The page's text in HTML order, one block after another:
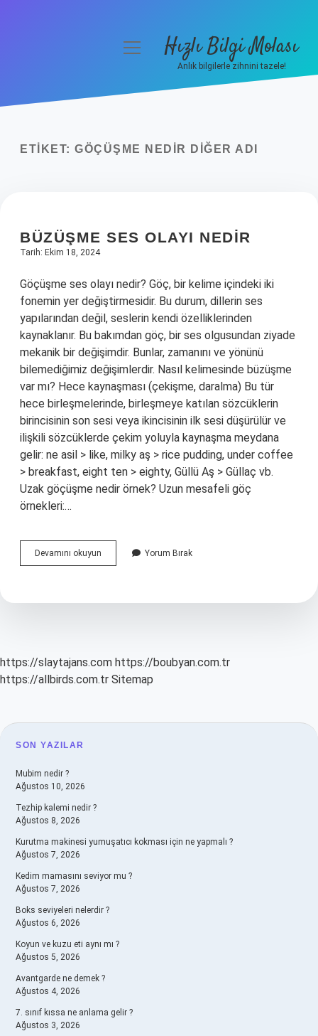
Yasal Uyarı
menüyüHızlı Bilgi Molası
Anlık bilgilerle zihnini tazele!
ETIKET: GÖÇÜŞME NEDIR DIĞER ADI
BÜZÜŞME SES OLAYI NEDIR
Tarih: Ekim 18, 2024
Göçüşme ses olayı nedir? Göç, bir kelime içindeki iki
fonemin yer değiştirmesidir. Bu durum, dillerin ses
yapılarından değil, seslerin kendi özelliklerinden
kaynaklanır. Bu bakımdan göç, bir ses olgusundan ziyade
mekanik bir değişimdir. Bunlar, zamanını ve yönünü
bilemediğimiz değişimlerdir. Nasıl kelimesinde büzüşme
var mı? Hece kaynaşması (çekişme, daralma) Bu tür
hece birleşmelerinde, birleşmeye katılan sözcüklerin
birincisinin son sesi veya ikincisinin ilk sesi düşürülür ve
ilişkili sözcüklerde çekim yoluyla kaynaşma meydana
gelir: ne asil > like, milky aş > rice pudding, under coffee
> breakfast, eight ten > eighty, Güllü Aş > Güllaç vb.
Uzak göçüşme nedir örnek? Uzun mesafeli göç
örnekleri:…
Devamını okuyun Büzüşme
Ses
Yorum Bırak
https://slaytajans.com https://boubyan.com.tr
https://allbirds.com.tr Sitemap
SIDEBAR
SON YAZILAR
Mubim nedir ?
Ağustos 10, 2026
Tezhip kalemi nedir ?
Ağustos 8, 2026
Kurutma makinesi yumuşatıcı kokması için ne yapmalı ?
Ağustos 7, 2026
Kedim mamasını seviyor mu ?
Ağustos 7, 2026
Boks seviyeleri nelerdir ?
Ağustos 6, 2026
Koyun ve kuzu eti aynı mı ?
Ağustos 5, 2026
Avantgarde ne demek ?
Ağustos 4, 2026
7. sınıf kıssa ne anlama gelir ?
Ağustos 3, 2026